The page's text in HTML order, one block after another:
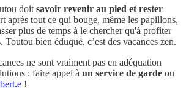
doit savoir revenir au pied et rester
après tout ce qui bouge, même les papillons,
plus de temps à le chercher qu'à profiter
Toutou bien éduqué, c’est des vacances zen.
ne sont vraiment pas en adéquation
: faire appel à un service de garde ou
!